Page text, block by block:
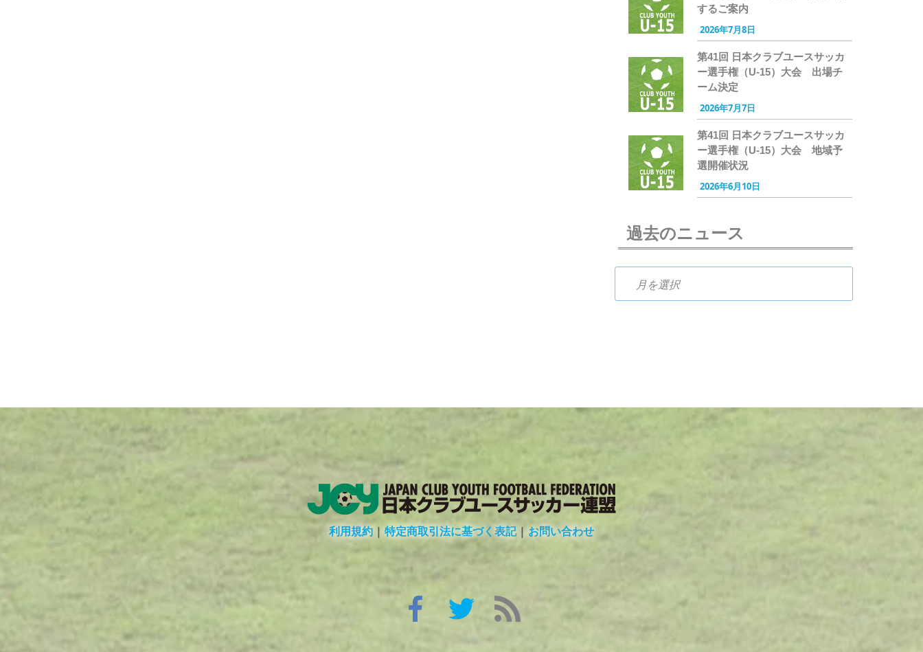
するご案内
2026年7月8日
第41回 日本クラブユースサッカ
ー選手権（U-15）大会 出場チ
ーム決定
2026年7月7日
第41回 日本クラブユースサッカ
ー選手権（U-15）大会 地域予
選開催状況
2026年6月10日
過去のニュース
利用規約 | 特定商取引法に基づく表記|お問い合わせ